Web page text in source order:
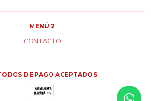
MENÚ 2
CONTACTO
DE PAGO ACEPTADOS